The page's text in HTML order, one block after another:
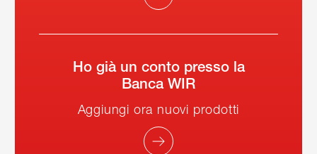
Ho già un conto presso la
Banca WIR
Aggiungi ora nuovi prodotti